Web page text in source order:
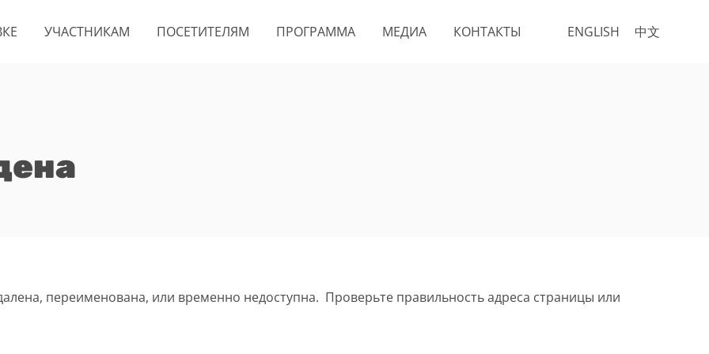
ENGLISH 中文
УЧАСТНИКАМ ПОСЕТИТЕЛЯМ ПРОГРАММА МЕДИА КОНТАКТЫ
переименована, или временно недоступна. Проверьте правильность адреса страницы или